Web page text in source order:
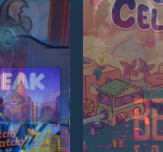
$49.99 $24.99
$69.99 $27.99